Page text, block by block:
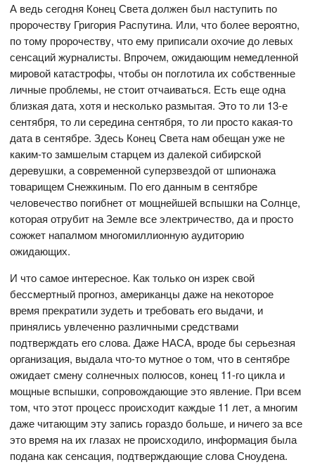
А ведь сегодня Конец Света должен был наступить по
пророчеству Григория Распутина. Или, что более вероятно,
по тому пророчеству, что ему приписали охочие до левых
сенсаций журналисты. Впрочем, ожидающим немедленной
мировой катастрофы, чтобы он поглотила их собственные
личные проблемы, не стоит отчаиваться. Есть еще одна
близкая дата, хотя и несколько размытая. Это то ли 13-е
сентября, то ли середина сентября, то ли просто какая-то
дата в сентябре. Здесь Конец Света нам обещан уже не
каким-то замшелым старцем из далекой сибирской
деревушки, а современной суперзвездой от шпионажа
товарищем Снежкиным. По его данным в сентябре
человечество погибнет от мощнейшей вспышки на Солнце,
которая отрубит на Земле все электричество, да и просто
сожжет напалмом многомиллионную аудиторию
ожидающих.
И что самое интересное. Как только он изрек свой
бессмертный прогноз, американцы даже на некоторое
время прекратили зудеть и требовать его выдачи, и
принялись увлеченно различными средствами
подтверждать его слова. Даже НАСА, вроде бы серьезная
организация, выдала что-то мутное о том, что в сентябре
ожидает смену солнечных полюсов, конец 11-го цикла и
мощные вспышки, сопровождающие это явление. При всем
том, что этот процесс происходит каждые 11 лет, а многим
даже читающим эту запись гораздо больше, и ничего за все
это время на их глазах не происходило, информация была
подана как сенсация, подтверждающие слова Сноудена.